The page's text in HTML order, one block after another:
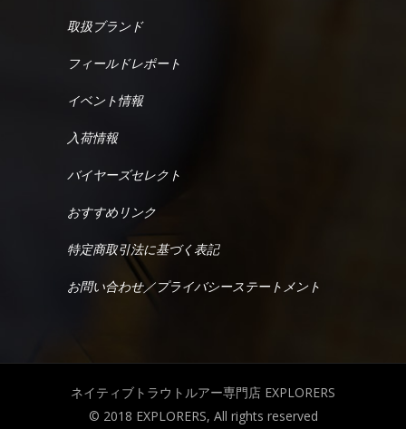
取扱ブランド
フィールドレポート
イベント情報
入荷情報
バイヤーズセレクト
おすすめリンク
特定商取引法に基づく表記
お問い合わせ／プライバシーステートメント
ネイティブトラウトルアー専門店 EXPLORERS
© 2018 EXPLORERS, All rights reserved